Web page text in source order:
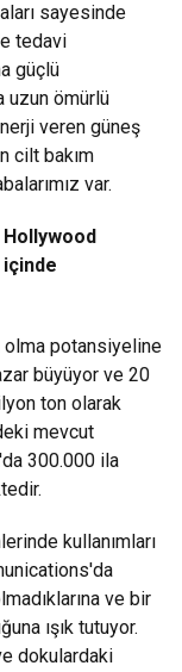
sayesinde
tedavi
güçlü
uzun ömürlü
veren güneş
cilt bakım
var.
olma potansiyeline
büyüyor ve 20
ton olarak
mevcut
300.000 ila
kullanımları
ve bir
ışık tutuyor.
dokulardaki